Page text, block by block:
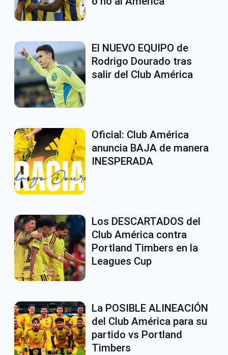
El NUEVO EQUIPO de
Rodrigo Dourado tras
salir del Club América
Oficial: Club América
anuncia BAJA de manera
INESPERADA
Los DESCARTADOS del
Club América contra
Portland Timbers en la
Leagues Cup
La POSIBLE ALINEACIÓN
del Club América para su
partido vs Portland
Timbers